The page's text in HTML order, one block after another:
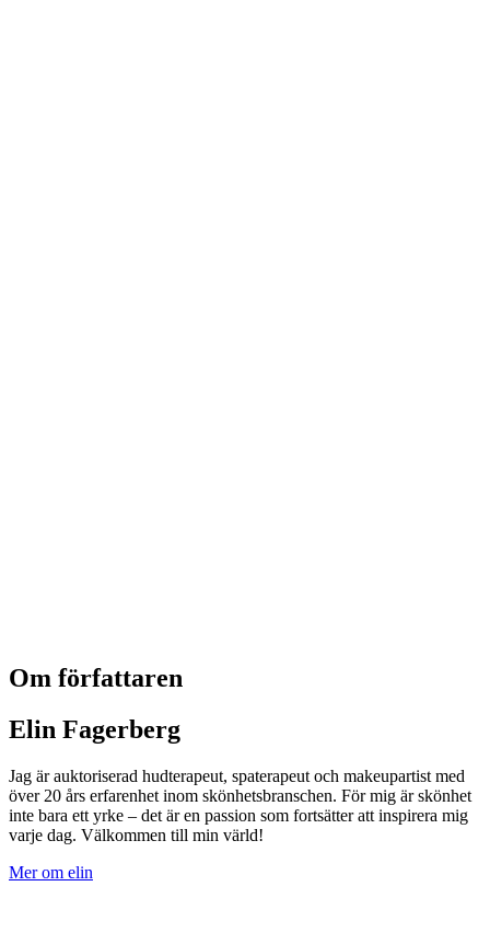
Om författaren
Elin Fagerberg
Jag är auktoriserad hudterapeut, spaterapeut och makeupartist med
över 20 års erfarenhet inom skönhetsbranschen. För mig är skönhet
inte bara ett yrke – det är en passion som fortsätter att inspirera mig
varje dag. Välkommen till min värld!
Mer om elin